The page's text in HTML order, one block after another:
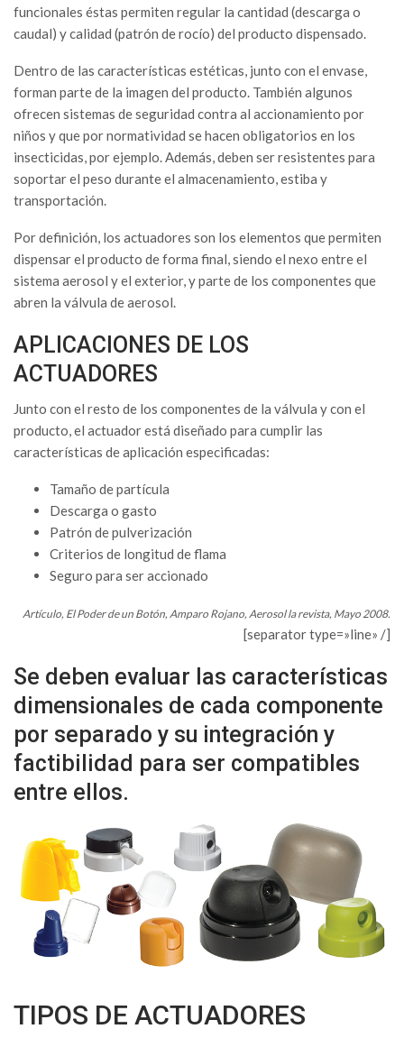
funcionales éstas permiten regular la cantidad (descarga o
caudal) y calidad (patrón de rocío) del producto dispensado.
Dentro de las características estéticas, junto con el envase,
forman parte de la imagen del producto. También algunos
ofrecen sistemas de seguridad contra al accionamiento por
niños y que por normatividad se hacen obligatorios en los
insecticidas, por ejemplo. Además, deben ser resistentes para
soportar el peso durante el almacenamiento, estiba y
transportación.
Por definición, los actuadores son los elementos que permiten
dispensar el producto de forma final, siendo el nexo entre el
sistema aerosol y el exterior, y parte de los componentes que
abren la válvula de aerosol.
APLICACIONES DE LOS
ACTUADORES
Junto con el resto de los componentes de la válvula y con el
producto, el actuador está diseñado para cumplir las
características de aplicación especificadas:
Tamaño de partícula
Descarga o gasto
Patrón de pulverización
Criterios de longitud de flama
Seguro para ser accionado
Artículo, El Poder de un Botón, Amparo Rojano, Aerosol la revista, Mayo 2008.
[separator type=»line» /]
Se deben evaluar las características
dimensionales de cada componente
por separado y su integración y
factibilidad para ser compatibles
entre ellos.
TIPOS DE ACTUADORES